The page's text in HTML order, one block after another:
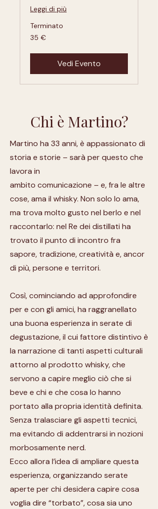
Leggi di più
Terminato
35
euro
35 €
Vedi Evento
Chi è Martino?
Martino ha 33 anni, è appassionato di
storia e storie – sarà per questo che
lavora in
ambito comunicazione – e, fra le altre
cose, ama il whisky. Non solo lo ama,
ma trova molto gusto nel berlo e nel
raccontarlo: nel Re dei distillati ha
trovato il punto di incontro fra
sapore, tradizione, creatività e, ancor
di più, persone e territori.
Così, cominciando ad approfondire
per e con gli amici, ha raggranellato
una buona esperienza in serate di
degustazione, il cui fattore distintivo è
la narrazione di tanti aspetti culturali
attorno al prodotto whisky, che
servono a capire meglio ciò che si
beve e chi e che cosa lo hanno
portato alla propria identità definita.
Senza tralasciare gli aspetti tecnici,
ma evitando di addentrarsi in nozioni
morbosamente nerd.
Ecco allora l’idea di ampliare questa
esperienza, organizzando serate
aperte per chi desidera capire cosa
voglia dire “torbato”, cosa sia uno